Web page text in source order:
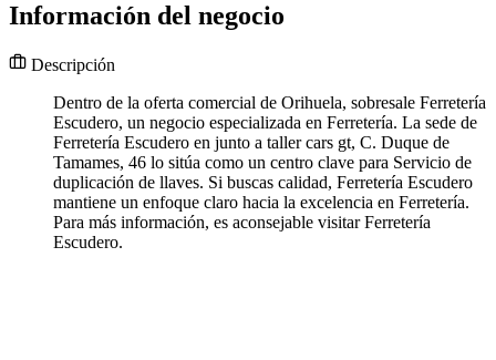
Información del negocio
Descripción
Dentro de la oferta comercial de Orihuela, sobresale Ferretería
Escudero, un negocio especializada en Ferretería. La sede de
Ferretería Escudero en junto a taller cars gt, C. Duque de
Tamames, 46 lo sitúa como un centro clave para Servicio de
duplicación de llaves. Si buscas calidad, Ferretería Escudero
mantiene un enfoque claro hacia la excelencia en Ferretería.
Para más información, es aconsejable visitar Ferretería
Escudero.